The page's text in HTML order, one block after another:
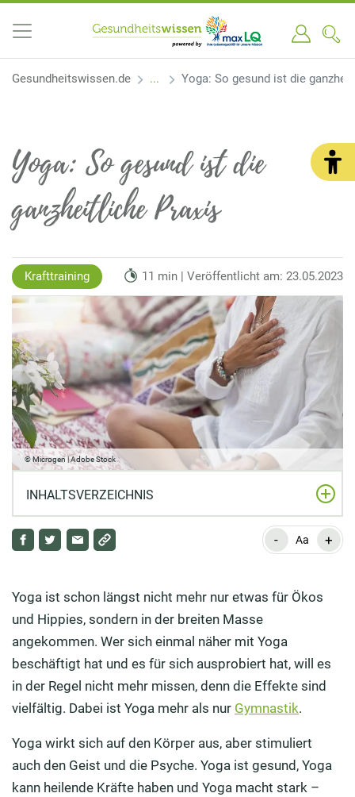
Gesundheitswissen.de Yoga: So gesund ist die
Yoga: So gesund ist die
ganzheitliche Praxis
Krafttraining 11 min | Veröffentlicht am: 23.05.2023
© Microgen | Adobe Stock
INHALTSVERZEICHNIS
Was ist Yoga genau?
Welche positiven Auswirkungen auf die Gesundheit
hat Yoga?
Gegen welche Krankheiten hilft Yoga?
Welche Gesundheitsgefahren lauern beim Yoga?
Welche einfachen Yogaübungen können Sie zuhause
durchführen?
- Aa +
Yoga ist schon längst nicht mehr nur etwas für Ökos
und Hippies, sondern in der breiten Masse
angekommen. Wer sich einmal näher mit Yoga
beschäftigt hat und es für sich ausprobiert hat, will es
in der Regel nicht mehr missen, denn die Effekte sind
vielfältig. Dabei ist Yoga mehr als nur Gymnastik.
Yoga wirkt sich auf den Körper aus, aber stimuliert
auch den Geist und die Psyche. Yoga ist gesund, Yoga
kann heilende Kräfte haben und Yoga macht stark –